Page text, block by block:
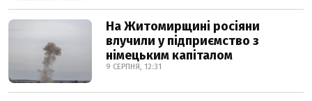
На Житомирщині росіяни
влучили у підприємство з
німецьким капіталом
9 СЕРПНЯ, 12:31